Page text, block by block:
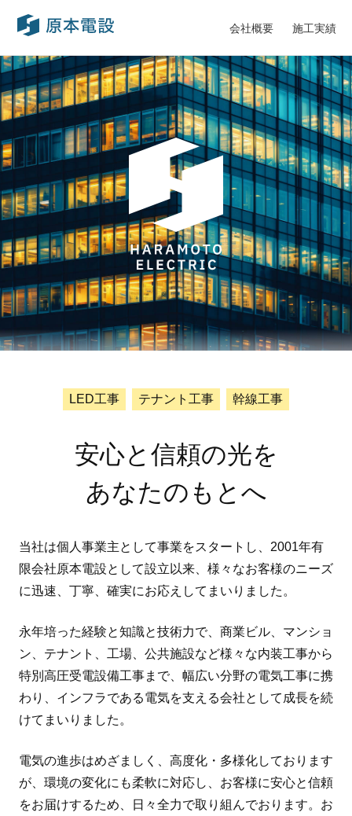
会社概要 施工実績
LED工事 テナント工事 幹線工事
安心と信頼の光を
あなたのもとへ
当社は個人事業主として事業をスタートし、2001年有
限会社原本電設として設立以来、様々なお客様のニーズ
に迅速、丁寧、確実にお応えしてまいりました。
永年培った経験と知識と技術力で、商業ビル、マンショ
ン、テナント、工場、公共施設など様々な内装工事から
特別高圧受電設備工事まで、幅広い分野の電気工事に携
わり、インフラである電気を支える会社として成長を続
けてまいりました。
電気の進歩はめざましく、高度化・多様化しております
が、環境の変化にも柔軟に対応し、お客様に安心と信頼
をお届けするため、日々全力で取り組んでおります。お